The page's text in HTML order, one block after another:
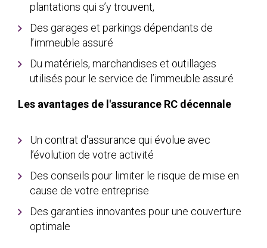
plantations qui s’y trouvent,
Des garages et parkings dépendants de
l’immeuble assuré
Du matériels, marchandises et outillages
utilisés pour le service de l’immeuble assuré
Les avantages de l'assurance RC décennale
Un contrat d'assurance qui évolue avec
l’évolution de votre activité
Des conseils pour limiter le risque de mise en
cause de votre entreprise
Des garanties innovantes pour une couverture
optimale